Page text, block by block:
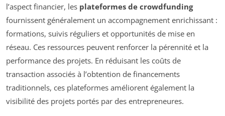
l’aspect financier, les plateformes de crowdfunding
fournissent généralement un accompagnement enrichissant :
formations, suivis réguliers et opportunités de mise en
réseau. Ces ressources peuvent renforcer la pérennité et la
performance des projets. En réduisant les coûts de
transaction associés à l’obtention de financements
traditionnels, ces plateformes améliorent également la
visibilité des projets portés par des entrepreneures.